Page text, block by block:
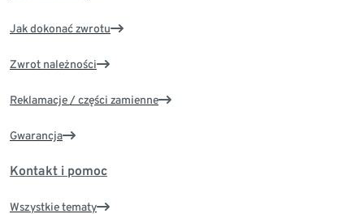
Jak dokonać zwrotu
Zwrot należności
Reklamacje / części zamienne
Gwarancja
Kontakt i pomoc
Wszystkie tematy